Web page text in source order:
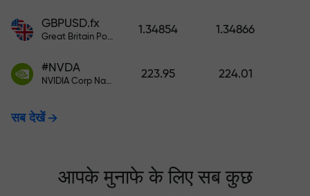
GBPUSD.fx
Great Britain Pound vs US Dollar
1.34854 1.34866
#NVDA
NVIDIA Corp Nasdaq Stock Exchange (Nasdaq) USD
223.95 224.01
सब देखें
आपके मुनाफे के लिए सब कुछ